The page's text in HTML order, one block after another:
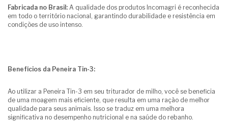
Fabricada no Brasil: A qualidade dos produtos Incomagri é reconhecida
em todo o território nacional, garantindo durabilidade e resistência em
condições de uso intenso.
Benefícios da Peneira Tin-3:
Ao utilizar a Peneira Tin-3 em seu triturador de milho, você se beneficia
de uma moagem mais eficiente, que resulta em uma ração de melhor
qualidade para seus animais. Isso se traduz em uma melhora
significativa no desempenho nutricional e na saúde do rebanho.